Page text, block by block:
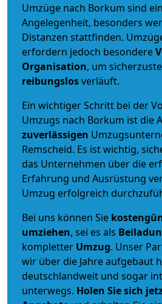
Umzüge nach Borkum sind
Angelegenheit, besonders
Distanzen stattfinden.
erfordern jedoch besondere
Organisation, um
reibungslosverläuft.
Ein wichtiger Schritt bei der
Umzugs nach Borkum ist die
zuverlässigen
Remscheid. Es ist wichtig,
das Unternehmen über die
Erfahrung und Ausrüstung
Umzug erfolgreich
Bei uns können Sie
umziehen, sei es als
kompletter Umzug. Unser
wir über die Jahre aufgebaut
deutschlandweit und sogar
unterwegs. Holen Sie sich